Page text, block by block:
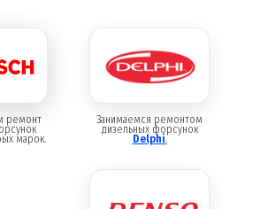
ремонт
марок.
Занимаемся ремонтом
дизельных форсунок
Delphi.